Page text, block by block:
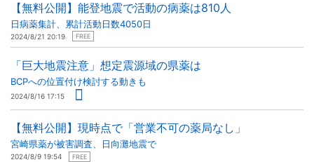
【無料公開】能登地震で活動の病薬は810人
日病薬集計、累計活動日数4050日
2024/8/21 20:19 FREE
「巨大地震注意」想定震源域の県薬は
BCPへの位置付け検討する動きも
2024/8/16 17:15
【無料公開】現時点で「営業不可の薬局なし」
宮崎県薬が被害調査、日向灘地震で
2024/8/9 19:54 FREE